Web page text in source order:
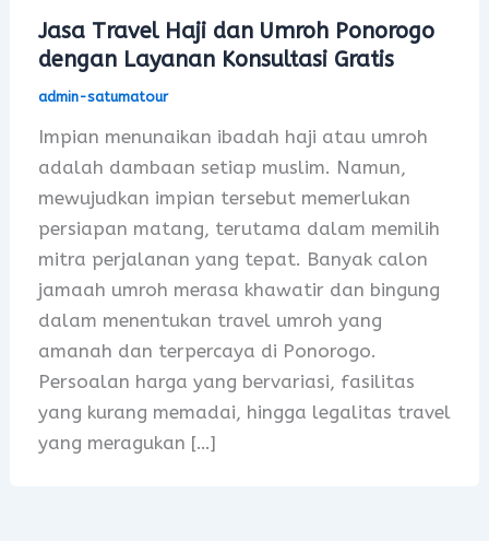
Jasa Travel Haji dan Umroh Ponorogo
dengan Layanan Konsultasi Gratis
admin-satumatour
Impian menunaikan ibadah haji atau umroh
adalah dambaan setiap muslim. Namun,
mewujudkan impian tersebut memerlukan
persiapan matang, terutama dalam memilih
mitra perjalanan yang tepat. Banyak calon
jamaah umroh merasa khawatir dan bingung
dalam menentukan travel umroh yang
amanah dan terpercaya di Ponorogo.
Persoalan harga yang bervariasi, fasilitas
yang kurang memadai, hingga legalitas travel
yang meragukan […]